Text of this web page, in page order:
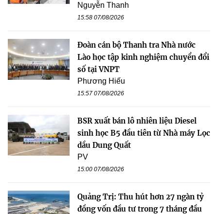
Nguyễn Thanh
15:58 07/08/2026
Đoàn cán bộ Thanh tra Nhà nước
Lào học tập kinh nghiệm chuyển đổi
số tại VNPT
Phương Hiếu
15:57 07/08/2026
BSR xuất bán lô nhiên liệu Diesel
sinh học B5 đầu tiên từ Nhà máy Lọc
dầu Dung Quất
PV
15:00 07/08/2026
Quảng Trị: Thu hút hơn 27 ngàn tỷ
đồng vốn đầu tư trong 7 tháng đầu